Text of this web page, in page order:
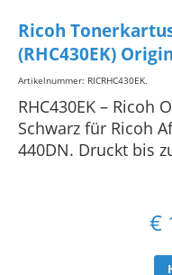
Ricoh
(RHC430EK)
Artikelnummer: RICRHC430EK.
RHC430EK – Ricoh
Schwarz für Ricoh
440DN. Druckt bis
€